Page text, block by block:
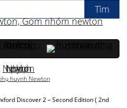
Discover 2 – Second Edition ( 2nd
huynh Newton